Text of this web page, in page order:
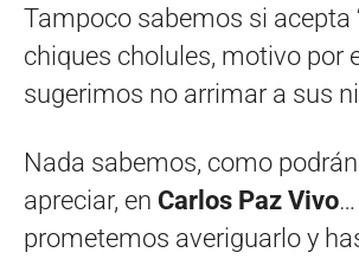
Tampoco sabemos si acepta
chiques cholules, motivo por
sugerimos no arrimar a sus
Nada sabemos, como
apreciar, en Carlos Paz Vivo
prometemos averiguarlo y